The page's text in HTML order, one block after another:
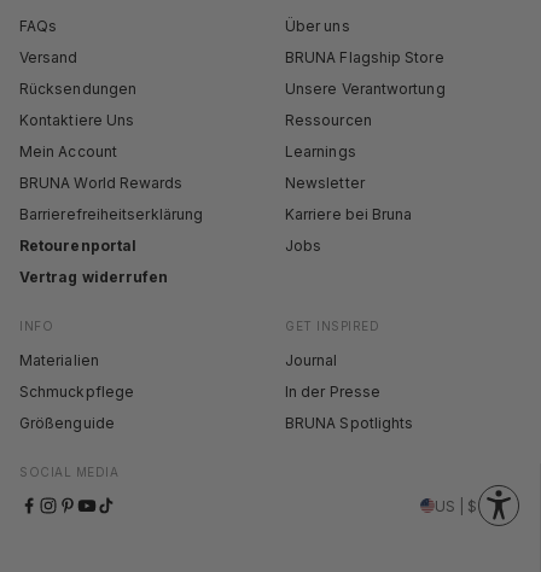
US | $
SOCIAL MEDIA
FAQs
Versand
Rücksendungen
Kontaktiere Uns
Mein Account
BRUNA World Rewards
Barrierefreiheitserklärung
Retourenportal
Vertrag widerrufen
Über uns
BRUNA Flagship Store
Unsere Verantwortung
Ressourcen
Learnings
Newsletter
Karriere bei Bruna
Jobs
INFO
Materialien
Schmuckpflege
Größenguide
GET INSPIRED
Journal
In der Presse
BRUNA Spotlights